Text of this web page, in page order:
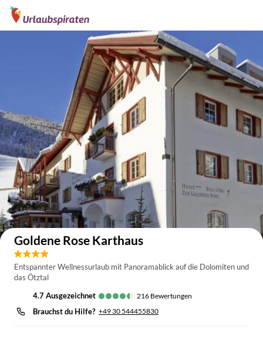
Auf der Karte anzeigen
Goldene Rose Karthaus
Entspannter Wellnessurlaub mit Panoramablick auf die Dolomiten und
das Ötztal
4.7
ausgezeichnet 216 Bewertungen
Brauchst du Hilfe? +49 30 544455830